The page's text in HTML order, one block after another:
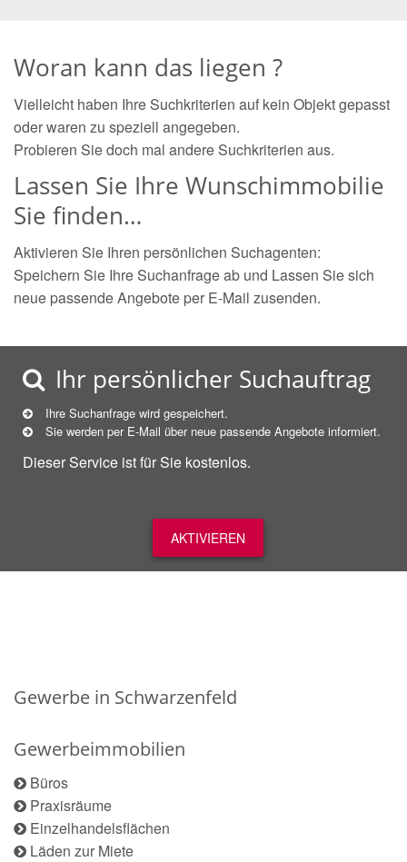
Woran kann das liegen ?
Vielleicht haben Ihre Suchkriterien auf kein Objekt gepasst
oder waren zu speziell angegeben.
Probieren Sie doch mal andere Suchkriterien aus.
Lassen Sie Ihre Wunschimmobilie
Sie finden…
Aktivieren Sie Ihren persönlichen Suchagenten:
Speichern Sie Ihre Suchanfrage ab und Lassen Sie sich
neue passende Angebote per E-Mail zusenden.
Ihr persönlicher Suchauftrag
Ihre Suchanfrage wird gespeichert.
Sie werden per E-Mail über neue passende Angebote informiert.
Dieser Service ist für Sie kostenlos.
AKTIVIEREN
Gewerbe in Schwarzenfeld
Gewerbeimmobilien
Büros
Praxisräume
Einzelhandelsflächen
Läden zur Miete